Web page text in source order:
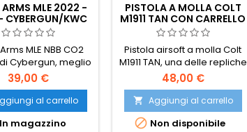
ARMS MLE 2022 -
CYBERGUN/KWC
MLE NBB CO2
Cybergun, meglio
in Francia con il
di SP 2022 dove
la polizia.
39,00 €
al carrello
In magazzino
PISTOLA A MOLLA COLT
M1911 TAN CON CARRELLO
IN METALLO
Pistola airsoft a molla Colt
M1911 TAN, una delle repliche
a molla più realistiche -
potente, precisa, piacevole
da impugnare e facile da
usare. Mimetica desertica e
binario per il montaggio di
48,00 €
 Aggiungi al carrello
 Non disponibile